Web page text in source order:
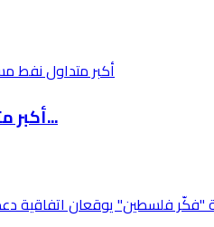
أكبر متداول نفط مستقل عالمياً يسجل تراجعاً حا...